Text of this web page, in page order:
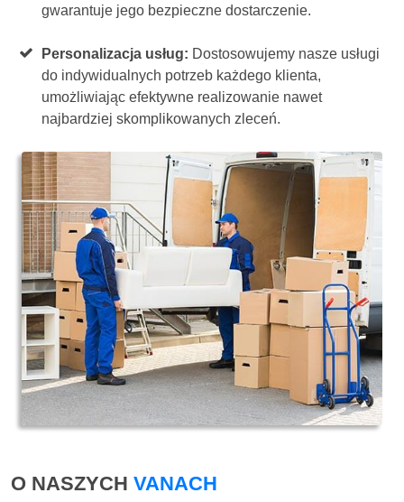
gwarantuje jego bezpieczne dostarczenie.
Personalizacja usług: Dostosowujemy nasze usługi
do indywidualnych potrzeb każdego klienta,
umożliwiając efektywne realizowanie nawet
najbardziej skomplikowanych zleceń.
O NASZYCH VANACH